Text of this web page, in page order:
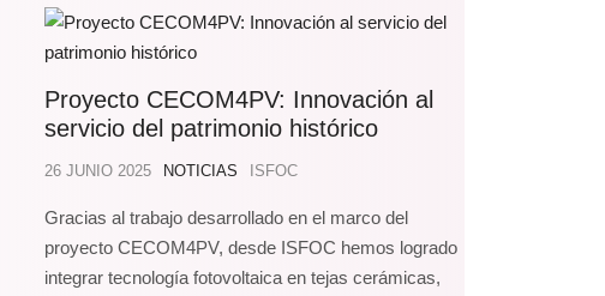
Proyecto CECOM4PV: Innovación al
servicio del patrimonio histórico
26 JUNIO 2025 NOTICIAS ISFOC
Gracias al trabajo desarrollado en el marco del
proyecto CECOM4PV, desde ISFOC hemos logrado
integrar tecnología fotovoltaica en tejas cerámicas,